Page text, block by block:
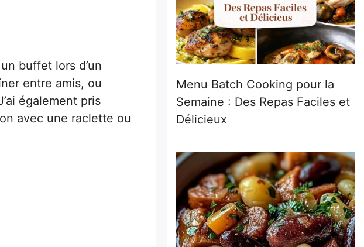
buffet lors d’un
entre amis, ou
également pris
avec une raclette ou
Menu Batch Cooking pour la
Semaine : Des Repas Faciles et
Délicieux